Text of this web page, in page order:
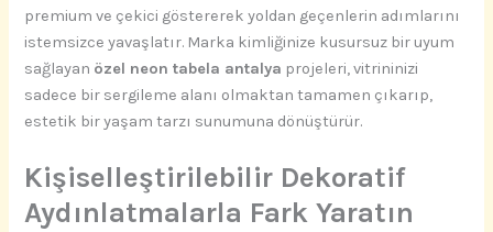
premium ve çekici göstererek yoldan geçenlerin adımlarını
istemsizce yavaşlatır. Marka kimliğinize kusursuz bir uyum
sağlayan özel neon tabela antalya projeleri, vitrininizi
sadece bir sergileme alanı olmaktan tamamen çıkarıp,
estetik bir yaşam tarzı sunumuna dönüştürür.
Kişiselleştirilebilir Dekoratif
Aydınlatmalarla Fark Yaratın